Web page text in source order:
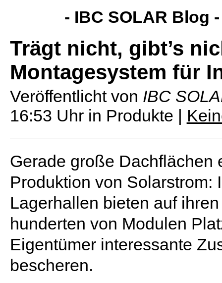
- IBC SOLAR Blog
Trägt nicht, gibt’s
Montagesystem für
Veröffentlicht von IBC
16:53 Uhr in Produkte |
Gerade große Dachflächen
Produktion von Solarstrom:
Lagerhallen bieten auf
hunderten von Modulen
Eigentümer interessante
bescheren.